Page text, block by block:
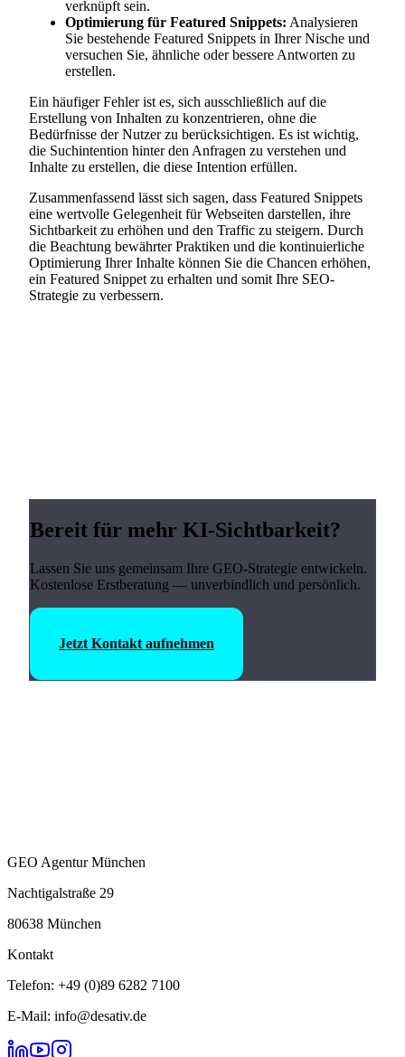
verknüpft sein.
Optimierung für Featured Snippets: Analysieren
Sie bestehende Featured Snippets in Ihrer Nische und
versuchen Sie, ähnliche oder bessere Antworten zu
erstellen.
Ein häufiger Fehler ist es, sich ausschließlich auf die
Erstellung von Inhalten zu konzentrieren, ohne die
Bedürfnisse der Nutzer zu berücksichtigen. Es ist wichtig,
die Suchintention hinter den Anfragen zu verstehen und
Inhalte zu erstellen, die diese Intention erfüllen.
Zusammenfassend lässt sich sagen, dass Featured Snippets
eine wertvolle Gelegenheit für Webseiten darstellen, ihre
Sichtbarkeit zu erhöhen und den Traffic zu steigern. Durch
die Beachtung bewährter Praktiken und die kontinuierliche
Optimierung Ihrer Inhalte können Sie die Chancen erhöhen,
ein Featured Snippet zu erhalten und somit Ihre SEO-
Strategie zu verbessern.
Bereit für mehr KI-Sichtbarkeit?
Lassen Sie uns gemeinsam Ihre GEO-Strategie entwickeln.
Kostenlose Erstberatung — unverbindlich und persönlich.
Jetzt Kontakt aufnehmen
GEO Agentur München
Nachtigalstraße 29
80638 München
Kontakt
Telefon: +49 (0)89 6282 7100
E-Mail: info@desativ.de